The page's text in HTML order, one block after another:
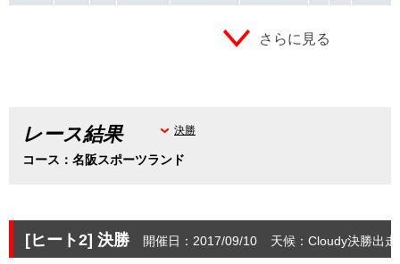
さらに見る
レース結果
コース：名阪スポーツランド
決勝
[ヒート2] 決勝 開催日：2017/09/10 天候：Cloudy決勝出